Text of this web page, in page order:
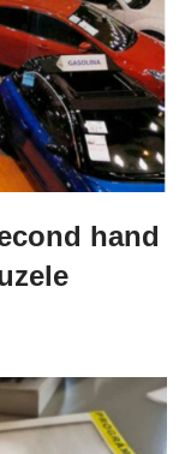
hand